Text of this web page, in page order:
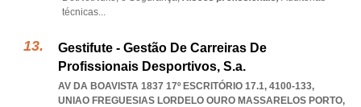
técnicas...
Gestifute - Gestão De Carreiras De
Profissionais Desportivos, S.a.
AV DA BOAVISTA 1837 17º ESCRITÓRIO 17.1, 4100-133,
UNIAO FREGUESIAS LORDELO OURO MASSARELOS PORTO,